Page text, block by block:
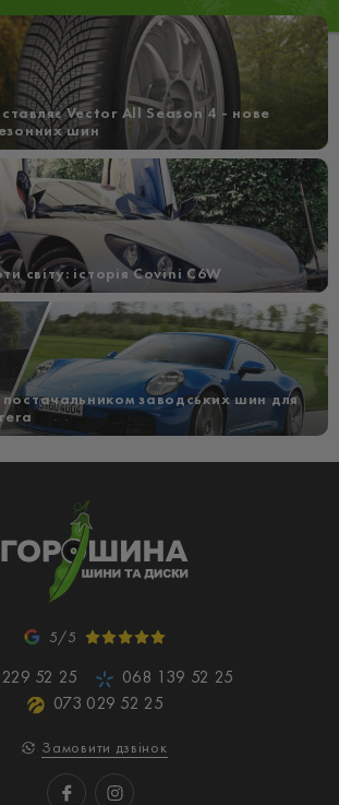
Vector All Season 4 - нове
шин
світу: історія Covini C6W
заводських шин для
5/5
52 25
068 139 52 25
073 029 52 25
Замовити дзвінок